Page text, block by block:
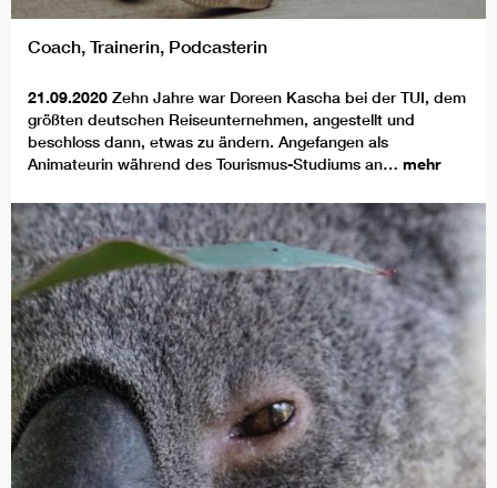
Coach, Trainerin, Podcasterin
21.09.2020 Zehn Jahre war Doreen Kascha bei der TUI, dem
größten deutschen Reiseunternehmen, angestellt und
beschloss dann, etwas zu ändern. Angefangen als
Animateurin während des Tourismus-Studiums an… mehr